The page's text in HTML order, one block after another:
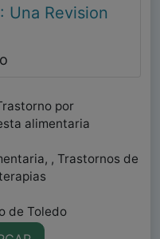
Una Revision
por
alimentaria
, Trastornos de
de Toledo